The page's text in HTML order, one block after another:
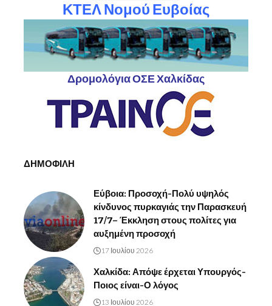
ΚΤΕΛ Νομού Ευβοίας
Δρομολόγια ΟΣΕ Χαλκίδας
ΔΗΜΟΦΙΛΗ
Εύβοια: Προσοχή-Πολύ υψηλός
κίνδυνος πυρκαγιάς την Παρασκευή
17/7– Έκκληση στους πολίτες για
αυξημένη προσοχή
17 Ιουλίου 2026
Χαλκίδα: Απόψε έρχεται Υπουργός-
Ποιος είναι-Ο λόγος
13 Ιουλίου 2026